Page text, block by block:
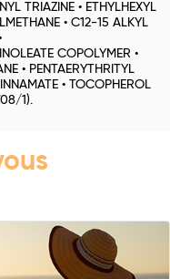
TRIAZINE • ETHYLHEXYL
• C12-15 ALKYL
COPOLYMER •
• PENTAERYTHRITYL
• TOCOPHEROL
1).